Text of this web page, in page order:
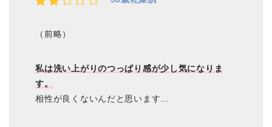
（前略）
私は洗い上がりのつっぱり感が少し気になりま
す。
相性が良くないんだと思います…